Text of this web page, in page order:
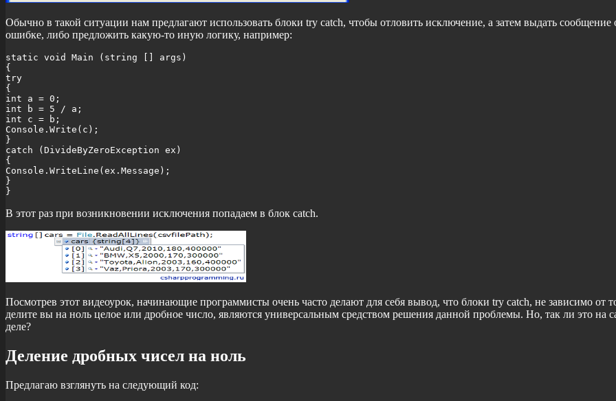
Обычно в такой ситуации нам предлагают использовать блоки try catch, чтобы отловить исключение, а затем выдать сообщение
ошибке, либо предложить какую-то иную логику, например:
static void Main (string [] args)
{
try
{
int a = 0;
int b = 5 / a;
int c = b;
Console.Write(c);
}
catch (DivideByZeroException ex)
{
Console.WriteLine(ex.Message);
}
}
В этот раз при возникновении исключения попадаем в блок catch.
Посмотрев этот видеоурок, начинающие программисты очень часто делают для себя вывод, что блоки try catch, не зависимо от
делите вы на ноль целое или дробное число, являются универсальным средством решения данной проблемы. Но, так ли это на
деле?
Деление дробных чисел на ноль
Предлагаю взглянуть на следующий код: